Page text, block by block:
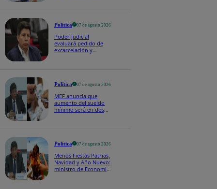
Política 07 de agosto 2026
Poder Judicial
evaluará pedido de
excarcelación y
Política 07 de agosto 2026
MEF anuncia que
aumento del sueldo
mínimo será en dos
Política 07 de agosto 2026
Menos Fiestas Patrias,
Navidad y Año Nuevo:
ministro de Economía